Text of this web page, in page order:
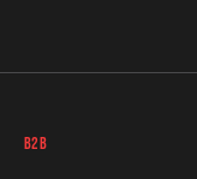
B2B